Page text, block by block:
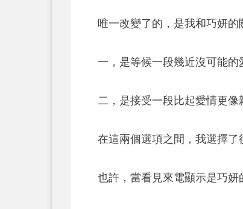
唯一改變了的，是我和巧妍的
一，是等候一段幾近沒可能的
二，是接受一段比起愛情更像
在這兩個選項之間，我選擇了
也許，當看見來電顯示是巧妍